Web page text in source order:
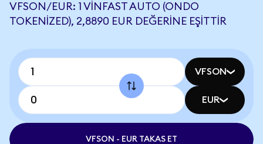
VFSON/EUR: 1 VINFAST AUTO (ONDO
TOKENIZED), 2,8890 EUR DEĞERINE EŞITTIR
VFSON
EUR
VFSON - EUR TAKAS ET